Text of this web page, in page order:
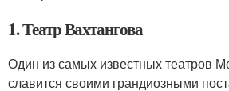
1. Театр Вахтангова
Один из самых известных театров
славится своими грандиозными